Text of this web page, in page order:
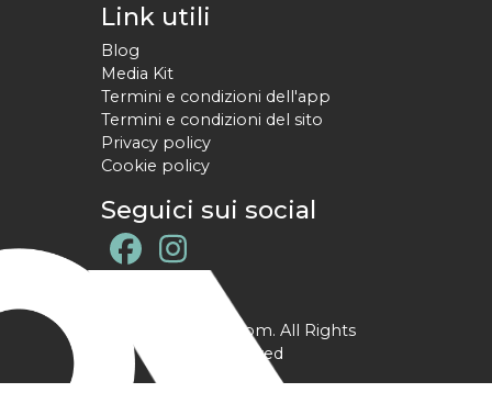
Link utili
Blog
Media Kit
Termini e condizioni dell'app
Termini e condizioni del sito
Privacy policy
Cookie policy
Seguici sui social
@ YPtrainer.com. All Rights
Reserved